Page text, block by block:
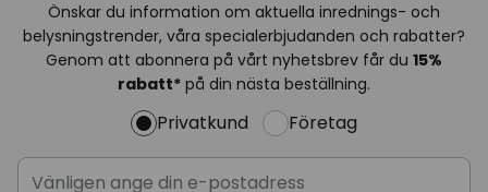
Önskar du information om aktuella inrednings- och
belysningstrender, våra specialerbjudanden och rabatter?
Genom att abonnera på vårt nyhetsbrev får du 15%
rabatt* på din nästa beställning.
Privatkund Företag